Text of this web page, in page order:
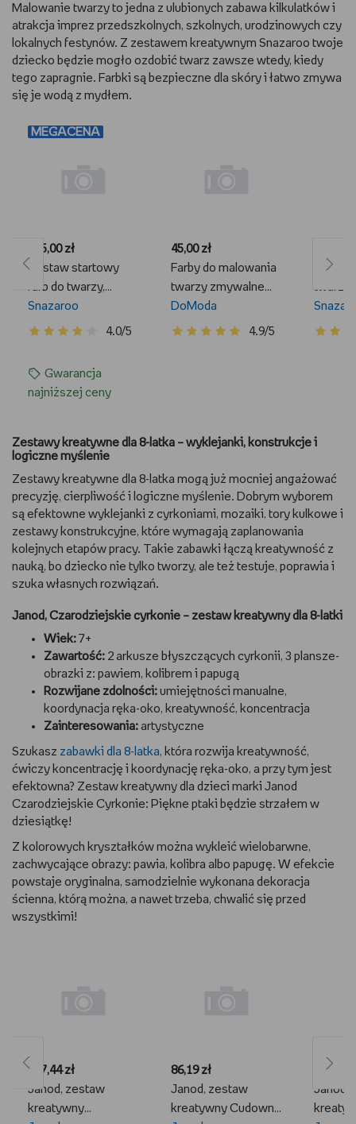
Malowanie twarzy to jedna z ulubionych zabawa kilkulatków i
atrakcja imprez przedszkolnych, szkolnych, urodzinowych czy
lokalnych festynów. Z zestawem kreatywnym Snazaroo twoje
dziecko będzie mogło ozdobić twarz zawsze wtedy, kiedy
tego zapragnie. Farbki są bezpieczne dla skóry i łatwo zmywa
się je wodą z mydłem.
MEGACENA
Zestaw startowy
farb do twarzy,
Snazaroo
Snazaroo
4.0/5
Gwarancja
najniższej ceny
165,00 zł
Farby do malowania
twarzy zmywalne
farbki do ciała
zestaw 15 kolorów
DoModa
4.9/5
45,00 zł
Farby
Zestawy kreatywne dla 8-latka – wyklejanki, konstrukcje i
logiczne myślenie
Zestawy kreatywne dla 8-latka mogą już mocniej angażować
precyzję, cierpliwość i logiczne myślenie. Dobrym wyborem
są efektowne wyklejanki z cyrkoniami, mozaiki, tory kulkowe i
zestawy konstrukcyjne, które wymagają zaplanowania
kolejnych etapów pracy. Takie zabawki łączą kreatywność z
nauką, bo dziecko nie tylko tworzy, ale też testuje, poprawia i
szuka własnych rozwiązań.
Janod, Czarodziejskie cyrkonie – zestaw kreatywny dla 8-latki
Wiek: 7+
Zawartość: 2 arkusze błyszczących cyrkonii, 3 plansze-
obrazki z: pawiem, kolibrem i papugą
Rozwijane zdolności: umiejętności manualne,
koordynacja ręka-oko, kreatywność, koncentracja
Zainteresowania: artystyczne
Szukasz zabawki dla 8-latka, która rozwija kreatywność,
ćwiczy koncentrację i koordynację ręka-oko, a przy tym jest
efektowna? Zestaw kreatywny dla dzieci marki Janod
Czarodziejskie Cyrkonie: Piękne ptaki będzie strzałem w
dziesiątkę!
Z kolorowych kryształków można wykleić wielobarwne,
zachwycające obrazy: pawia, kolibra albo papugę. W efekcie
powstaje oryginalna, samodzielnie wykonana dekoracja
ścienna, którą można, a nawet trzeba, chwalić się przed
wszystkimi!
Janod, zestaw
kreatywny
107,44 zł
Janod, zestaw
kreatywny Cudowne
86,19 zł
Janod,
59,00 zł